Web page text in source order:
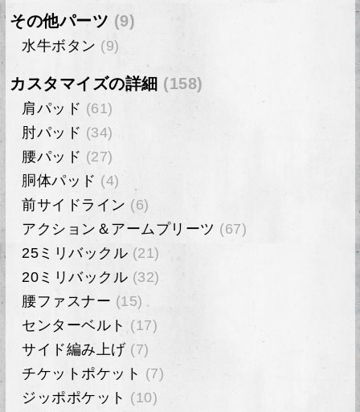
その他パーツ (9)
水牛ボタン (9)
カスタマイズの詳細 (158)
肩パッド (61)
肘パッド (34)
腰パッド (27)
胴体パッド (4)
前サイドライン (6)
アクション＆アームプリーツ (67)
25ミリバックル (21)
20ミリバックル (32)
腰ファスナー (15)
センターベルト (17)
サイド編み上げ (7)
チケットポケット (7)
ジッポポケット (10)